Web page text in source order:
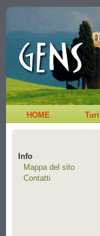
HOME
Info
Mappa del sito
Contatti